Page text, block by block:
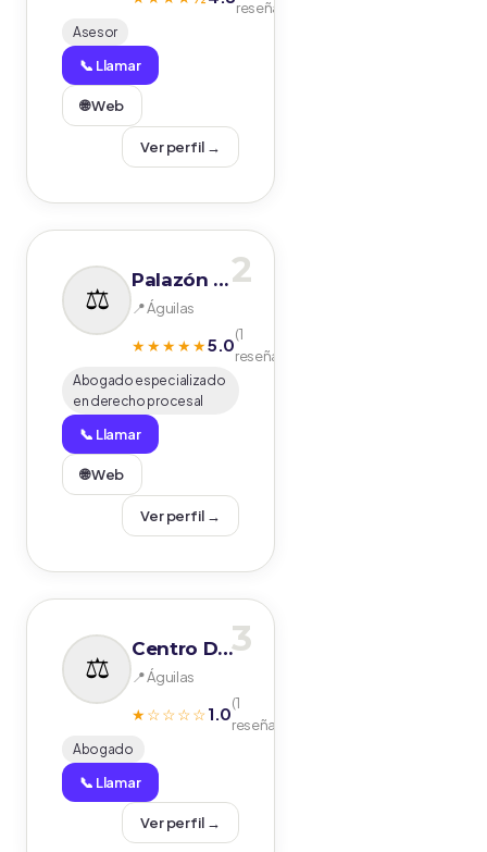
reseñas)
Asesor
📞 Llamar
🌐 Web
Ver perfil →
2
Palazón Asociados & Solicitors
📍 Águilas
★★★★★5.0(1
reseñas)
Abogado especializado
en derecho procesal
📞 Llamar
🌐 Web
Ver perfil →
3
Centro De Mediación Y Terapia Familiar
📍 Águilas
★☆☆☆☆1.0(1
reseñas)
Abogado
📞 Llamar
Ver perfil →